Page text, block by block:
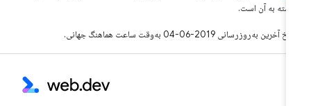
به آن است.
آخرین به‌روزرسانی 2019-06-04 به‌وقت ساعت هماهنگ جهانی.